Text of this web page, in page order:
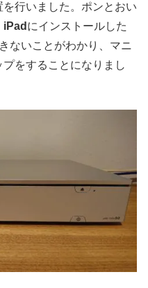
行いました。ポンとおい
iPad にインストールした
ないことがわかり、マニ
をすることになりまし